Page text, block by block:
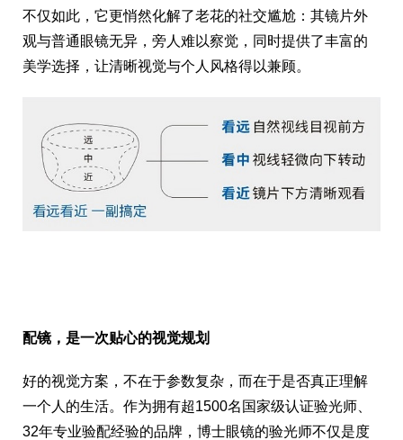
不仅如此，它更悄然化解了老花的社交尴尬：其镜片外
观与普通眼镜无异，旁人难以察觉，同时提供了丰富的
美学选择，让清晰视觉与个人风格得以兼顾。
配镜，是一次贴心的视觉规划
好的视觉方案，不在于参数复杂，而在于是否真正理解
一个人的生活。作为拥有超1500名国家级认证验光师、
32年专业验配经验的品牌，博士眼镜的验光师不仅是度